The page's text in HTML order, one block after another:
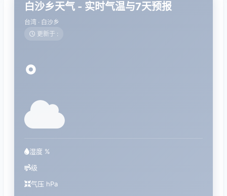
白沙乡天气 - 实时气温与7天预报
台湾 · 白沙乡
更新于 :
°
湿度 %
级
气压 hPa